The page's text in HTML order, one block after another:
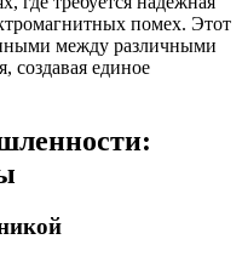
помех. Этот
между различными
создавая единое